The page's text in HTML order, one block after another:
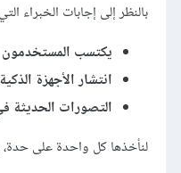
بالنظر إلى إجابات الخبراء
يكتسب المستخدمون
انتشار الأجهزة
التصورات الحديثة
لنأخذها كل واحدة على